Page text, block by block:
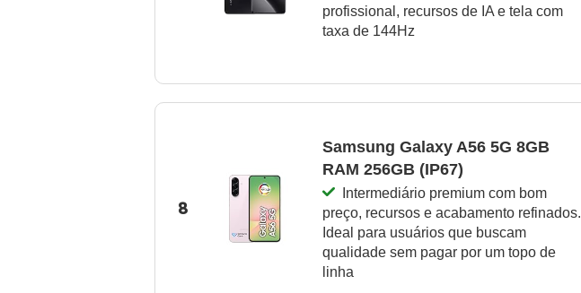
profissional, recursos de IA e tela com
taxa de 144Hz
8
Samsung Galaxy A56 5G 8GB
RAM 256GB (IP67)
Intermediário premium com bom
preço, recursos e acabamento refinados.
Ideal para usuários que buscam
qualidade sem pagar por um topo de
linha